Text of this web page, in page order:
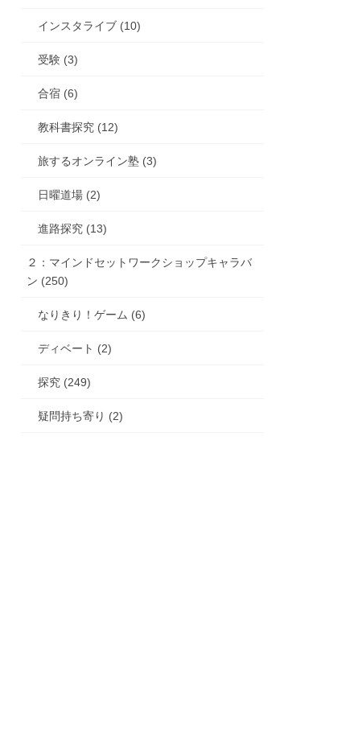
インスタライブ (10)
受験 (3)
合宿 (6)
教科書探究 (12)
旅するオンライン塾 (3)
日曜道場 (2)
進路探究 (13)
２：マインドセットワークショップキャラバ
ン (250)
なりきり！ゲーム (6)
ディベート (2)
探究 (249)
疑問持ち寄り (2)